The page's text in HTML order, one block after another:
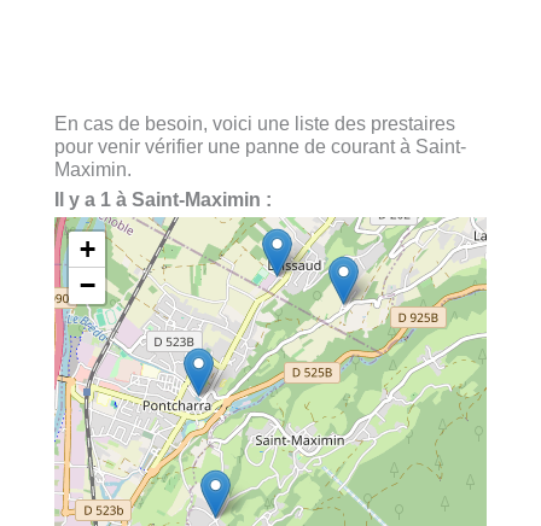
En cas de besoin, voici une liste des prestaires
pour venir vérifier une panne de courant à Saint-
Maximin.
Il y a 1 à Saint-Maximin :
+
−